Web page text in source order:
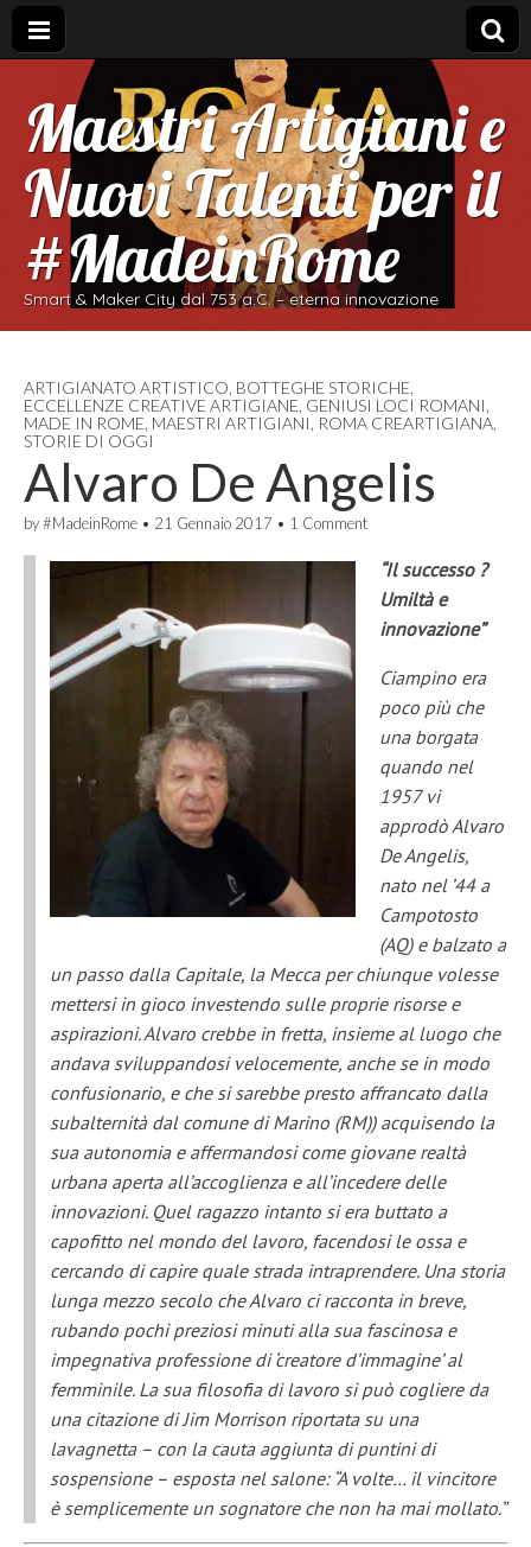
Maestri Artigiani e
Nuovi Talenti per il
#MadeinRome
Smart & Maker City dal 753 a.C. – eterna innovazione
ARTIGIANATO ARTISTICO BOTTEGHE STORICHE
ECCELLENZE CREATIVE ARTIGIANE GENIUSI LOCI ROMANI
MADE IN ROME MAESTRI ARTIGIANI ROMA CREARTIGIANA
STORIE DI OGGI
Alvaro De Angelis
by#MadeinRome • 21 Gennaio 2017 • 1 Comment
“Il successo ?
Umiltà e
innovazione”
Ciampino era
poco più che
una borgata
quando nel
1957 vi
approdò Alvaro
De Angelis,
nato nel ’44 a
Campotosto
(AQ) e balzato a
un passo dalla Capitale, la Mecca per chiunque volesse
mettersi in gioco investendo sulle proprie risorse e
aspirazioni. Alvaro crebbe in fretta, insieme al luogo che
andava sviluppandosi velocemente, anche se in modo
confusionario, e che si sarebbe presto affrancato dalla
subalternità dal comune di Marino (RM)) acquisendo la
sua autonomia e affermandosi come giovane realtà
urbana aperta all’accoglienza e all’incedere delle
innovazioni. Quel ragazzo intanto si era buttato a
capofitto nel mondo del lavoro, facendosi le ossa e
cercando di capire quale strada intraprendere. Una storia
lunga mezzo secolo che Alvaro ci racconta in breve,
rubando pochi preziosi minuti alla sua fascinosa e
impegnativa professione di ‘creatore d’immagine’ al
femminile. La sua filosofia di lavoro si può cogliere da
una citazione di Jim Morrison riportata su una
lavagnetta – con la cauta aggiunta di puntini di
sospensione – esposta nel salone: “A volte… il vincitore
è semplicemente un sognatore che non ha mai mollato.”